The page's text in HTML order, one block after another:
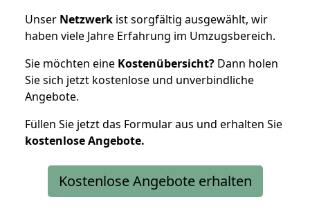
Unser Netzwerk ist sorgfältig ausgewählt, wir
haben viele Jahre Erfahrung im Umzugsbereich.
Sie möchten eine Kostenübersicht? Dann holen
Sie sich jetzt kostenlose und unverbindliche
Angebote.
Füllen Sie jetzt das Formular aus und erhalten Sie
kostenloseAngebote.
Kostenlose Angebote erhalten